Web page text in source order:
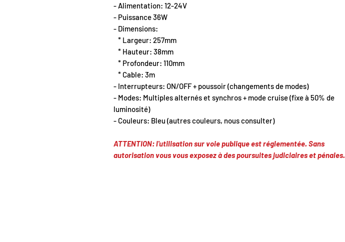
- Alimentation: 12-24V
- Puissance 36W
- Dimensions:
* Largeur: 257mm
* Hauteur: 38mm
* Profondeur: 110mm
* Cable: 3m
- Interrupteurs: ON/OFF + poussoir (changements de modes)
- Modes: Multiples alternés et synchros + mode cruise (fixe à 50% de
luminosité)
- Couleurs: Bleu (autres couleurs, nous consulter)
ATTENTION: l'utilisation sur voie publique est réglementée. Sans
autorisation vous vous exposez à des poursuites judiciaires et pénales.